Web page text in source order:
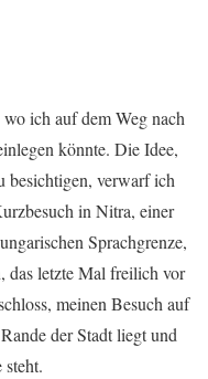
ich auf dem Weg nach
könnte. Die Idee,
besichtigen, verwarf ich
in Nitra, einer
Sprachgrenze,
das letzte Mal freilich vor
meinen Besuch auf
der Stadt liegt und